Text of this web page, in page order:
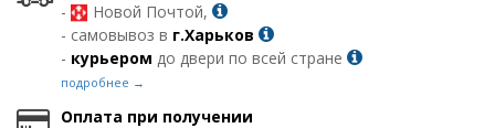
-
Новой Почтой,
- самовывоз в г.Харьков
- курьером до двери по всей стране
подробнее →
Оплата при получении